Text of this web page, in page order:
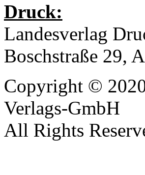
Druck:
Landesverlag
Boschstraße 29,
Copyright ©
Verlags-GmbH
All Rights